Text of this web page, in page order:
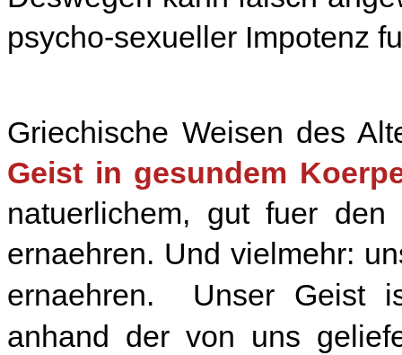
psycho-sexueller Impotenz
Griechische Weisen des
Geist in gesundem
natuerlichem, gut fuer den
ernaehren. Und vielmehr:
ernaehren. Unser Geist
anhand der von uns